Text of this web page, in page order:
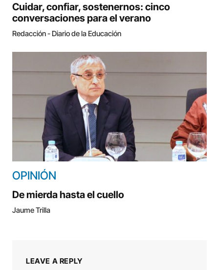
Cuidar, confiar, sostenernos: cinco
conversaciones para el verano
Redacción - Diario de la Educación
OPINIÓN
De mierda hasta el cuello
Jaume Trilla
LEAVE A REPLY